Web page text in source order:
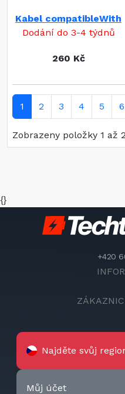
Kabel compatibleWith
Dodání do 3-4 týdnů
260 Kč
1 2 3 4 5 6
Zobrazeny položky 1 až
{}
+420
Najděte svůj
Můj účet